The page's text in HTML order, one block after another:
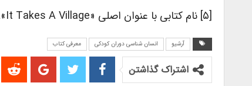
[۵] نام کتابی با عنوان اصلی «it Takes A Village»، نوشته‌ی هیلاری رودهام کلینتون، ۱۹۹۶
آرشیو انسان شناسی دوران کودکی معرفی کتاب
اشتراک گذاشتن